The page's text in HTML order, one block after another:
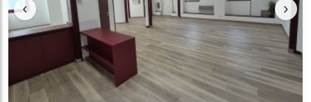
‹ ›